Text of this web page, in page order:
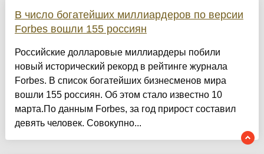
В число богатейших миллиардеров по версии
Forbes вошли 155 россиян
Российские долларовые миллиардеры побили
новый исторический рекорд в рейтинге журнала
Forbes. В список богатейших бизнесменов мира
вошли 155 россиян. Об этом стало известно 10
марта.По данным Forbes, за год прирост составил
девять человек. Совокупно...